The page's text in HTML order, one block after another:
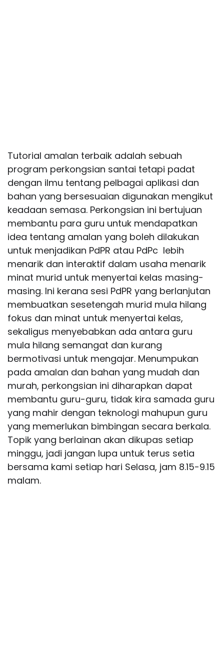
Tutorial amalan terbaik adalah sebuah
program perkongsian santai tetapi padat
dengan ilmu tentang pelbagai aplikasi dan
bahan yang bersesuaian digunakan mengikut
keadaan semasa. Perkongsian ini bertujuan
membantu para guru untuk mendapatkan
idea tentang amalan yang boleh dilakukan
untuk menjadikan PdPR atau PdPc lebih
menarik dan interaktif dalam usaha menarik
minat murid untuk menyertai kelas masing-
masing. Ini kerana sesi PdPR yang berlanjutan
membuatkan sesetengah murid mula hilang
fokus dan minat untuk menyertai kelas,
sekaligus menyebabkan ada antara guru
mula hilang semangat dan kurang
bermotivasi untuk mengajar. Menumpukan
pada amalan dan bahan yang mudah dan
murah, perkongsian ini diharapkan dapat
membantu guru-guru, tidak kira samada guru
yang mahir dengan teknologi mahupun guru
yang memerlukan bimbingan secara berkala.
Topik yang berlainan akan dikupas setiap
minggu, jadi jangan lupa untuk terus setia
bersama kami setiap hari Selasa, jam 8.15-9.15
malam.